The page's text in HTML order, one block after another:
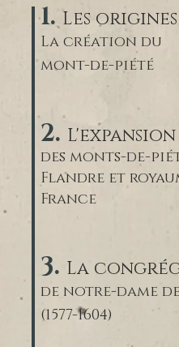
1.Les origines
La création du
mont-de-piété
2. L'expansion
des monts-de-
Flandre et
France
3. La
de notre-dame
(1577-1604)